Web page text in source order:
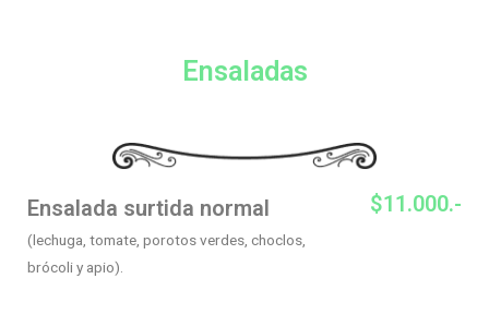
Ensaladas
Ensalada surtida normal
(lechuga, tomate, porotos verdes, choclos,
brócoli y apio).
$11.000.-